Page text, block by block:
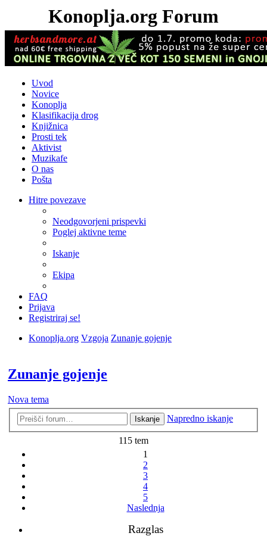
Konoplja.org Forum
Uvod
Novice
Konoplja
Klasifikacija drog
Knjižnica
Prosti tek
Aktivist
Muzikafe
O nas
Pošta
Hitre povezave
Neodgovorjeni prispevki
Poglej aktivne teme
Iskanje
Ekipa
FAQ
Prijava
Registriraj se!
Konoplja.org Vzgoja Zunanje gojenje
Zunanje gojenje
Nova tema
Iskanje Napredno iskanje
115 tem
1
2
3
4
5
Naslednja
Razglas